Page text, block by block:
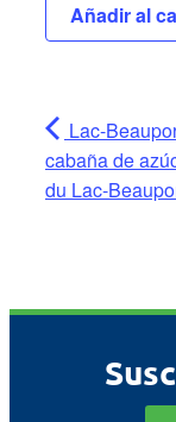
Añadir al
Lac-
cabaña de
du Lac-